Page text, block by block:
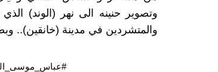
وتصوير حنينه الى نهر (الوند)
والمتشردين في مدينة (خانقين)..